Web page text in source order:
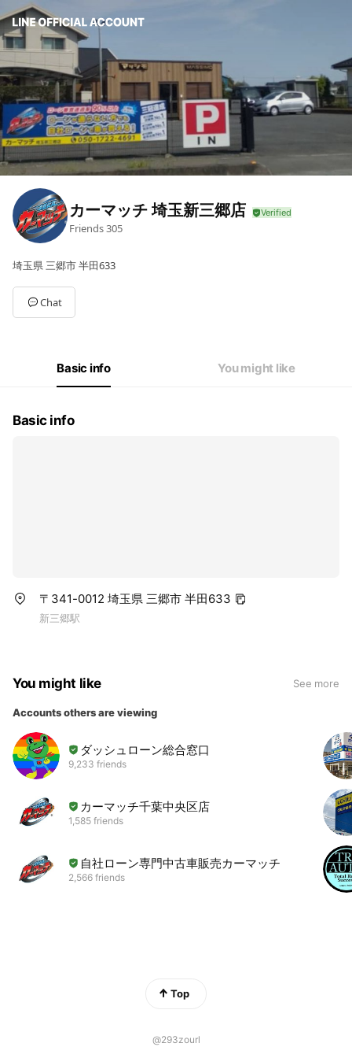
カーマッチ 埼玉新三郷店
Friends305
埼玉県 三郷市 半田633
Chat
Basic info You might like
Basic info
〒341-0012 埼玉県 三郷市 半田633
新三郷駅
You might like See more
Accounts others are viewing
ダッシュローン総合窓口
9,233 friends
カーマッチ千葉中央区店
1,585 friends
自社ローン専門中古車販売カーマッチ
2,566 friends
Top
@293zourl